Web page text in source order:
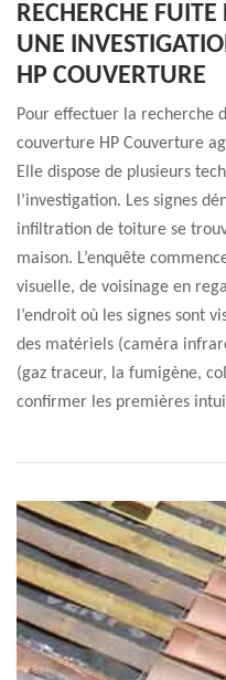
RECHERCHE
UNE
HP COUVERTURE
Pour effectuer la recherche
couverture HP Couverture
Elle dispose de plusieurs
l’investigation. Les signes
infiltration de toiture se
maison. L’enquête
visuelle, de voisinage en
l’endroit où les signes sont
des matériels (caméra
(gaz traceur, la fumigène,
confirmer les premières